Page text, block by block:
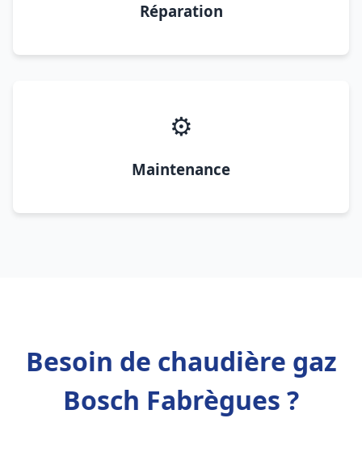
Réparation
⚙️
Maintenance
Besoin de chaudière gaz
Bosch Fabrègues ?